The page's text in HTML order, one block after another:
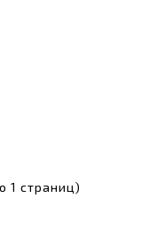
1 страниц)